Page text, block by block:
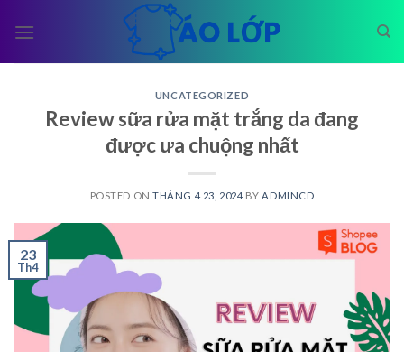
UNCATEGORIZED
Review sữa rửa mặt trắng da đang
được ưa chuộng nhất
POSTED ONTHÁNG 4 23, 2024 BY ADMINCD
23
Th4